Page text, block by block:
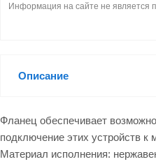
Информация на сайте не является
Описание
Фланец обеспечивает
подключение этих устройств к
Материал исполнения: